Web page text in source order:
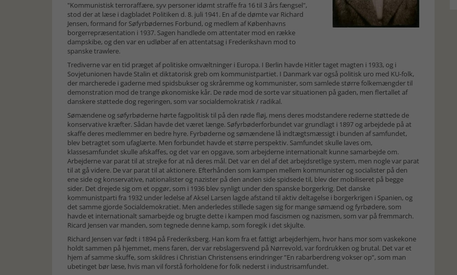
"Kommunistisk terroraffære, syv personer idømt straffe fra 16 til 3 års fængsel",
stod der at læse i dagbladet Politiken d. 8. juli 1941. En af de dømte var Richard
Jensen, formand for Søfyrbødernes Forbund, og medlem af Københavns
borgerrepræsentation i 1937. Sagen handlede om attentater mod en række
dampskibe, og den var en udløber af en attentatsag i Frederikshavn mod to
spanske trawlere.
Trediverne var en tid præget af politiske omvæltninger i Europa. I Berlin havde Hitler taget magten i 1933, og i
Sovjetunionen havde Stalin et diktatorisk greb om kommunistpartiet. I Danmark var også politisk uro med KU-folk,
der marcherede i gaderne med spidsbukser og skråremme og kommunister, som samlede større folkemængder til
demonstration mod de trange økonomiske kår. De røde mod de sorte var situationen på gaden, men flertallet af
danskere støttede dog regeringen, som var socialdemokratisk / radikal.
Sømændene og søfyrbøderne hørte fagpolitisk til på den røde fløj, mens deres modstandere rederne støttede de
konservative kræfter. Sådan havde det været længe. Søfyrbøderforbundet var grundlagt i 1897 og arbejdede på at
skaffe deres medlemmer en bedre hyre. Fyrbøderne og sømændene lå indtægtsmæssigt i bunden af samfundet,
blev betragtet som ufaglærte. Men forbundet havde et større perspektiv. Samfundet skulle laves om,
klassesamfundet skulle afskaffes, og det var en opgave, som arbejderne internationalt kunne samarbejde om.
Arbejderne var parat til at strejke for at nå deres mål. Det var en del af det arbejdsretlige system, men nogle var parat
til at gå videre. De var parat til at aktionere. Efterhånden som kampen mellem kommunister og socialister på den
ene side og konservative, nationalister og nazister på den anden side spidsede til, blev der mobiliseret på begge
sider. Det drejede sig om et opgør, som i 1936 blev synligt under den spanske borgerkrig. Det danske
kommunistparti fra 1932 under ledelse af Aksel Larsen lagde afstand til aktiv deltagelse i borgerkrigen i Spanien, og
det samme gjorde Socialdemokratiet. Men anderledes stillede sagen sig for mange sømænd og fyrbødere, som
havde et internationalt samarbejde og brugte dette i kampen mod fascismen og nazismen, som var på fremmarch.
Ricard Jensen var manden, som tegnede denne kamp, som foregik i det skjulte.
Richard Jensen var født i 1894 på Frederiksberg. Han kom fra et fattigt arbejderhjem, hvor hans mor som vaskekone
holdt sammen på hjemmet, mens faren, der var rebslagersvend på Nørrevold, var fordrukken og brutal. Det var et
hjem af samme skuffe, som skildres i Christian Christensens erindringer ”En rabarberdreng vokser op”, som man
ubetinget bør læse, hvis man vil forstå forholdene for folk nederst i industrisamfundet.